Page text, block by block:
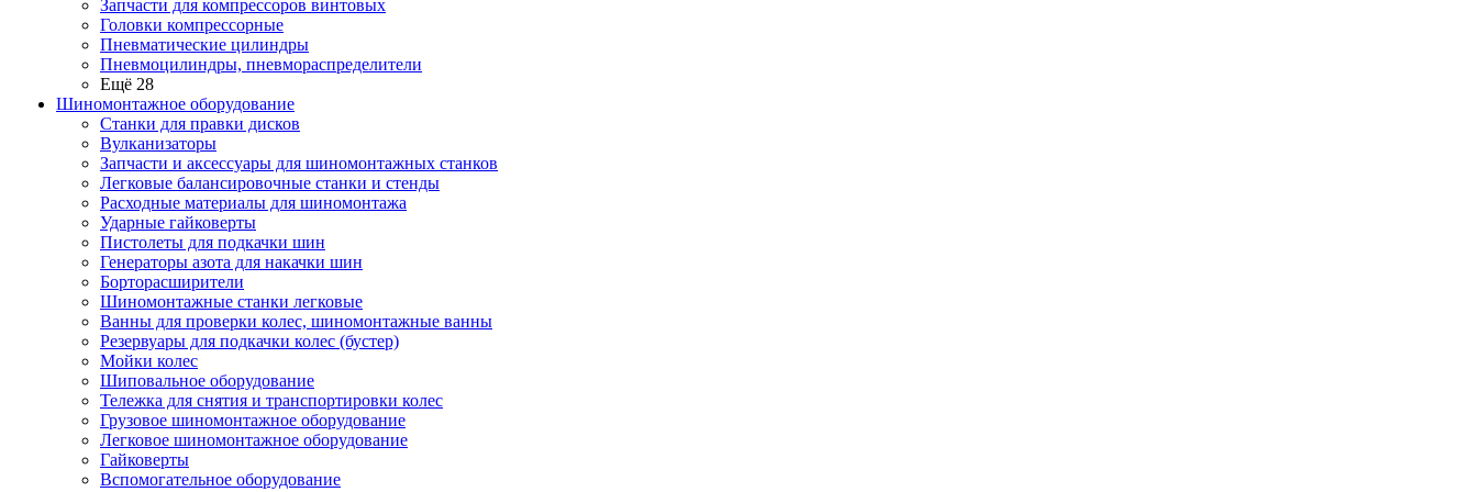
Запчасти для компрессоров винтовых
Головки компрессорные
Пневматические цилиндры
Пневмоцилиндры, пневмораспределители
Ещё 28
Шиномонтажное оборудование
Станки для правки дисков
Вулканизаторы
Запчасти и аксессуары для шиномонтажных станков
Легковые балансировочные станки и стенды
Расходные материалы для шиномонтажа
Ударные гайковерты
Пистолеты для подкачки шин
Генераторы азота для накачки шин
Борторасширители
Шиномонтажные станки легковые
Ванны для проверки колес, шиномонтажные ванны
Резервуары для подкачки колес (бустер)
Мойки колес
Шиповальное оборудование
Тележка для снятия и транспортировки колес
Грузовое шиномонтажное оборудование
Легковое шиномонтажное оборудование
Гайковерты
Вспомогательное оборудование